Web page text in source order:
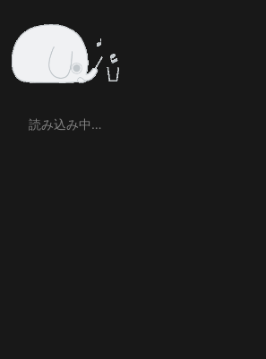
読み込み中…